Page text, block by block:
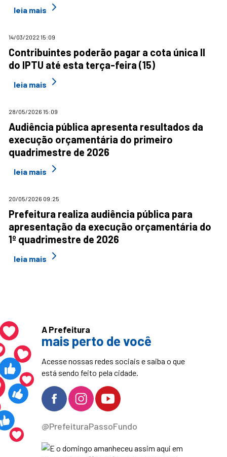
leia mais
14/03/2022 15:09
Contribuintes poderão pagar a cota única II
do IPTU até esta terça-feira (15)
leia mais
28/05/2026 15:09
Audiência pública apresenta resultados da
execução orçamentária do primeiro
quadrimestre de 2026
leia mais
20/05/2026 09:25
Prefeitura realiza audiência pública para
apresentação da execução orçamentária do
1º quadrimestre de 2026
leia mais
A Prefeitura
mais perto de você
Acesse nossas redes sociais e saiba o que
está sendo feito pela cidade.
@PrefeituraPassoFundo